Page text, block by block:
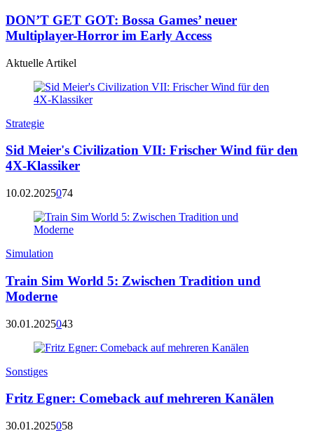
DON’T GET GOT: Bossa Games’ neuer
Multiplayer-Horror im Early Access
Aktuelle Artikel
Strategie
Sid Meier's Civilization VII: Frischer Wind für den
4X-Klassiker
10.02.2025074
Simulation
Train Sim World 5: Zwischen Tradition und
Moderne
30.01.2025043
Sonstiges
Fritz Egner: Comeback auf mehreren Kanälen
30.01.2025058